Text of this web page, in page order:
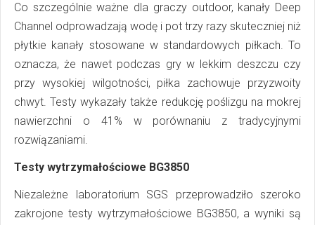
Co szczególnie ważne dla graczy outdoor, kanały Deep
Channel odprowadzają wodę i pot trzy razy skuteczniej niż
płytkie kanały stosowane w standardowych piłkach. To
oznacza, że nawet podczas gry w lekkim deszczu czy
przy wysokiej wilgotności, piłka zachowuje przyzwoity
chwyt. Testy wykazały także redukcję poślizgu na mokrej
nawierzchni o 41% w porównaniu z tradycyjnymi
rozwiązaniami.
Testy wytrzymałościowe BG3850
Niezależne laboratorium SGS przeprowadziło szeroko
zakrojone testy wytrzymałościowe BG3850, a wyniki są